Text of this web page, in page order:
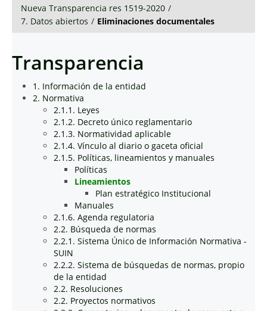
Nueva Transparencia res 1519-2020 /
7. Datos abiertos / Eliminaciones documentales
Transparencia
1. Información de la entidad
2. Normativa
2.1.1. Leyes
2.1.2. Decreto único reglamentario
2.1.3. Normatividad aplicable
2.1.4. Vínculo al diario o gaceta oficial
2.1.5. Políticas, lineamientos y manuales
Políticas
Lineamientos
Plan estratégico Institucional
Manuales
2.1.6. Agenda regulatoria
2.2. Búsqueda de normas
2.2.1. Sistema Único de Información Normativa -
SUIN
2.2.2. Sistema de búsquedas de normas, propio
de la entidad
2.2. Resoluciones
2.2. Proyectos normativos